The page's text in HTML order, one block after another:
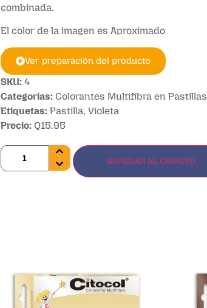
combinada.
El color de la imagen es Aproximado
Ver preparación del producto
SKU: 4
Categorías: Colorantes Multifibra en Pastillas
Etiquetas: Pastilla, Violeta
Precio: Q15.95
AGREGAR AL CARRITO